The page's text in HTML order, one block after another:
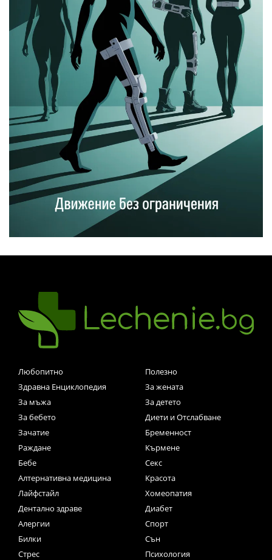
Любопитно
Полезно
Здравна Енциклопедия
За жената
За мъжа
За детето
За бебето
Диети и Отслабване
Зачатие
Бременност
Раждане
Кърмене
Бебе
Секс
Алтернативна медицина
Красота
Лайфстайл
Хомеопатия
Дентално здраве
Диабет
Алергии
Спорт
Билки
Сън
Стрес
Психология